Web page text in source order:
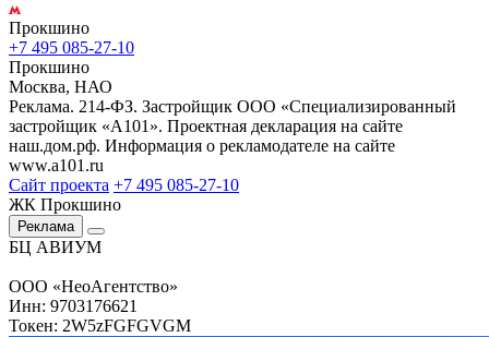
Прокшино
+7 495 085-27-10
Прокшино
Москва, НАО
Реклама. 214-ФЗ. Застройщик ООО «Специализированный
застройщик «А101». Проектная декларация на сайте
наш.дом.рф. Информация о рекламодателе на сайте
www.a101.ru
Сайт проекта +7 495 085-27-10
ЖК Прокшино
Реклама
БЦ АВИУМ
ООО «НеоАгентство»
Инн: 9703176621
Токен: 2W5zFGFGVGM